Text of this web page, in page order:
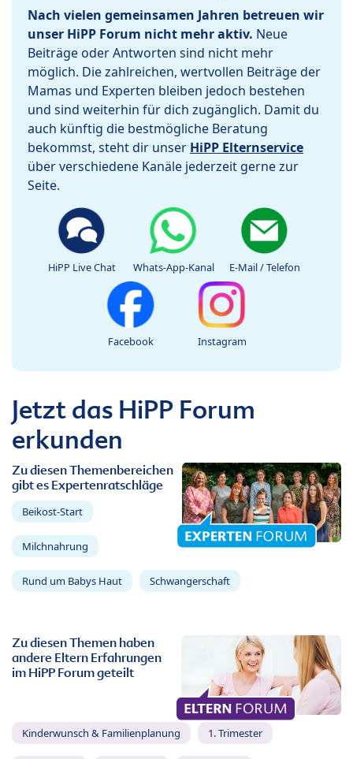
Nach vielen gemeinsamen Jahren betreuen wir
unser HiPP Forum nicht mehr aktiv. Neue
Beiträge oder Antworten sind nicht mehr
möglich. Die zahlreichen, wertvollen Beiträge der
Mamas und Experten bleiben jedoch bestehen
und sind weiterhin für dich zugänglich. Damit du
auch künftig die bestmögliche Beratung
bekommst, steht dir unser HiPP Elternservice
über verschiedene Kanäle jederzeit gerne zur
Seite.
HiPP Live Chat Whats-App-Kanal E-Mail / Telefon
Facebook Instagram
Jetzt das HiPP Forum
erkunden
Zu diesen Themenbereichen
gibt es Expertenratschläge
Beikost-Start
Milchnahrung
Rund um Babys Haut Schwangerschaft
Zu diesen Themen haben
andere Eltern Erfahrungen
im HiPP Forum geteilt
Kinderwunsch & Familienplanung 1. Trimester